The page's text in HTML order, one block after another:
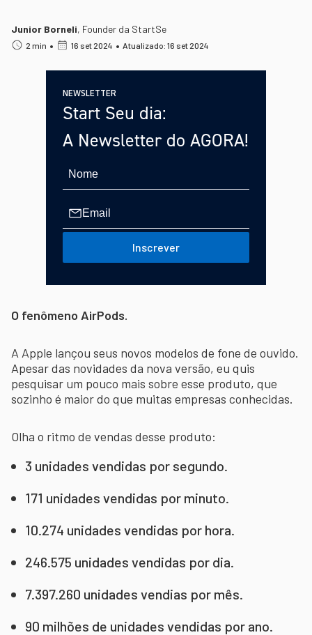
Junior Borneli, Founder da StartSe
2 min • 16 set 2024 • Atualizado: 16 set 2024
NEWSLETTER
Start Seu dia:
A Newsletter do AGORA!
Inscrever
O fenômeno AirPods.
A Apple lançou seus novos modelos de fone de ouvido.
Apesar das novidades da nova versão, eu quis
pesquisar um pouco mais sobre esse produto, que
sozinho é maior do que muitas empresas conhecidas.
Olha o ritmo de vendas desse produto:
3 unidades vendidas por segundo.
171 unidades vendidas por minuto.
10.274 unidades vendidas por hora.
246.575 unidades vendidas por dia.
7.397.260 unidades vendias por mês.
90 milhões de unidades vendidas por ano.